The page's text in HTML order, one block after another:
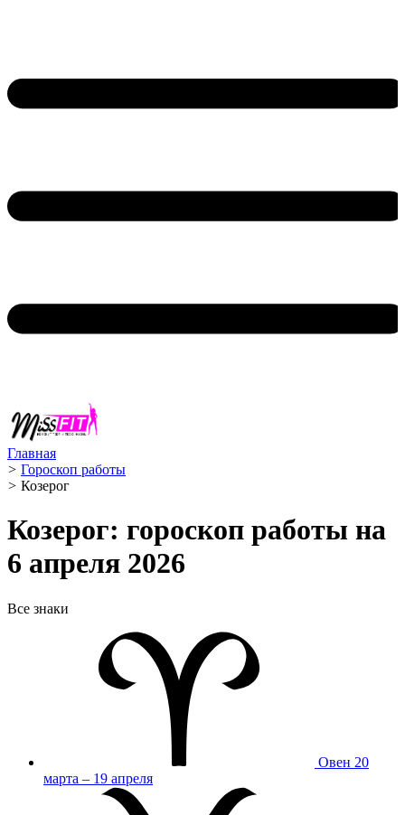
Главная
> Гороскоп работы
> Козерог ️
Козерог: гороскоп работы на
6 апреля 2026
Все знаки
Овен 20
марта – 19 апреля